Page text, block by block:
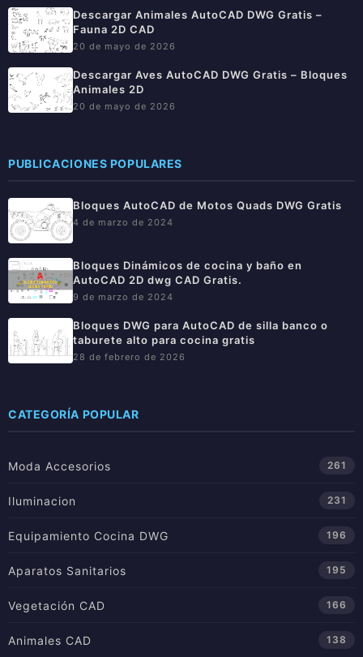
Descargar Animales AutoCAD DWG Gratis –
Fauna 2D CAD
20 de mayo de 2026
Descargar Aves AutoCAD DWG Gratis – Bloques
Animales 2D
20 de mayo de 2026
PUBLICACIONES POPULARES
Bloques AutoCAD de Motos Quads DWG Gratis
4 de marzo de 2024
Bloques Dinámicos de cocina y baño en
AutoCAD 2D dwg CAD Gratis.
9 de marzo de 2024
Bloques DWG para AutoCAD de silla banco o
taburete alto para cocina gratis
28 de febrero de 2026
CATEGORÍA POPULAR
Moda Accesorios 261
Iluminacion 231
Equipamiento Cocina DWG 196
Aparatos Sanitarios 195
Vegetación CAD 166
Animales CAD 138